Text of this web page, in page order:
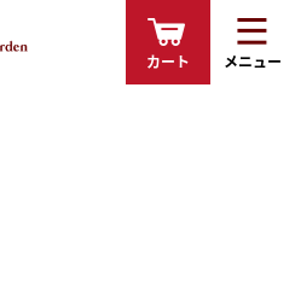
カート メニュー